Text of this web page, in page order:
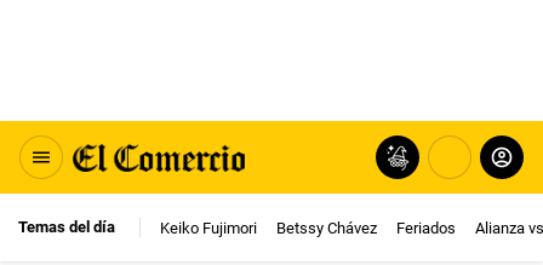
Temas del día Keiko Fujimori Betssy Chávez Feriados Alianza